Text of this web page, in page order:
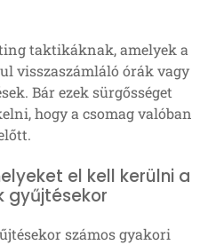
taktikáknak, amelyek a
visszaszámláló órák vagy
Bár ezek sürgősséget
hogy a csomag valóban
el kell kerülni a
gyűjtésekor
számos gyakori